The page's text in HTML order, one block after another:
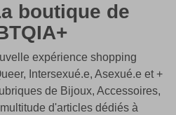
boutique de
expérience shopping
Intersexué.e, Asexué.e et +
de Bijoux, Accessoires,
d'articles dédiés à